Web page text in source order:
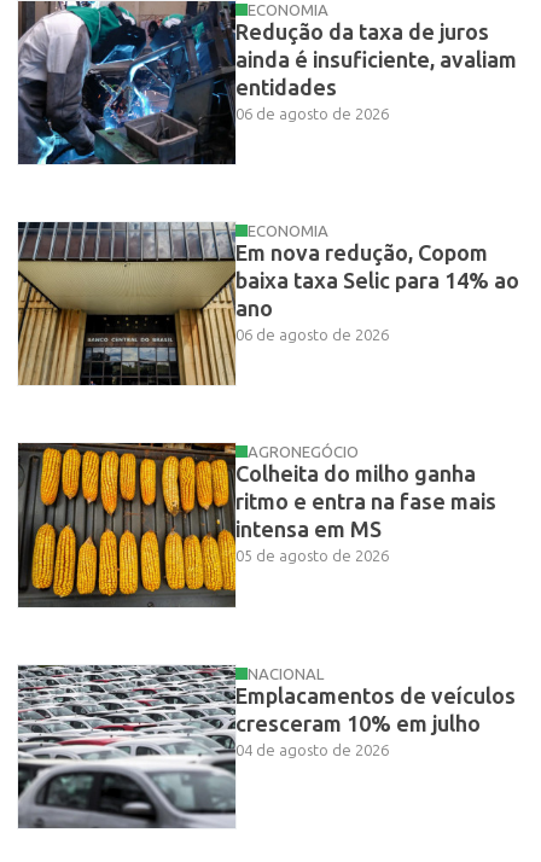
ECONOMIA
Redução da taxa de juros
ainda é insuficiente, avaliam
entidades
06 de agosto de 2026
ECONOMIA
Em nova redução, Copom
baixa taxa Selic para 14% ao
ano
06 de agosto de 2026
AGRONEGÓCIO
Colheita do milho ganha
ritmo e entra na fase mais
intensa em MS
05 de agosto de 2026
NACIONAL
Emplacamentos de veículos
cresceram 10% em julho
04 de agosto de 2026